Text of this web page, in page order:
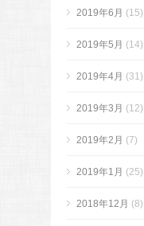
2019年6月 (15)
2019年5月 (14)
2019年4月 (31)
2019年3月 (12)
2019年2月 (7)
2019年1月 (25)
2018年12月 (8)